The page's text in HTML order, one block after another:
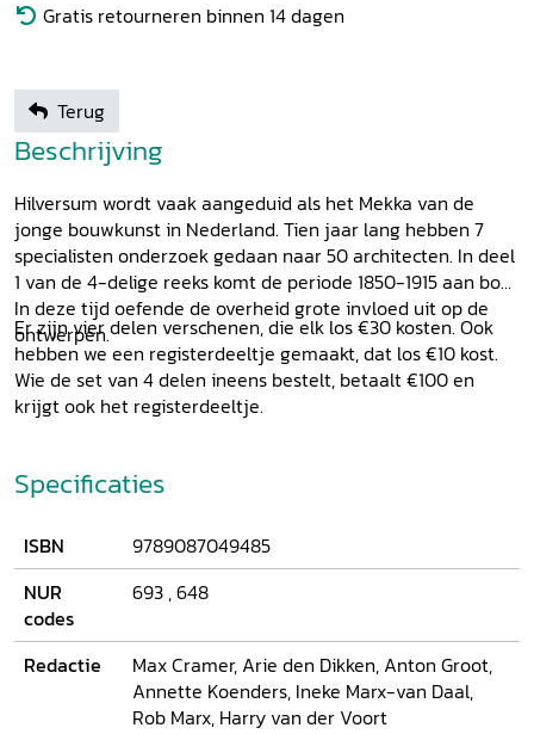
Gratis retourneren binnen 14 dagen
Terug
Beschrijving
Hilversum wordt vaak aangeduid als het Mekka van de
jonge bouwkunst in Nederland. Tien jaar lang hebben 7
specialisten onderzoek gedaan naar 50 architecten. In deel
1 van de 4-delige reeks komt de periode 1850-1915 aan bod.
In deze tijd oefende de overheid grote invloed uit op de
ontwerpen.
Er zijn vier delen verschenen, die elk los €30 kosten. Ook
hebben we een registerdeeltje gemaakt, dat los €10 kost.
Wie de set van 4 delen ineens bestelt, betaalt €100 en
krijgt ook het registerdeeltje.
Specificaties
ISBN
9789087049485
NUR
codes
693 ,648
Redactie
Max Cramer, Arie den Dikken, Anton Groot,
Annette Koenders, Ineke Marx-van Daal,
Rob Marx, Harry van der Voort